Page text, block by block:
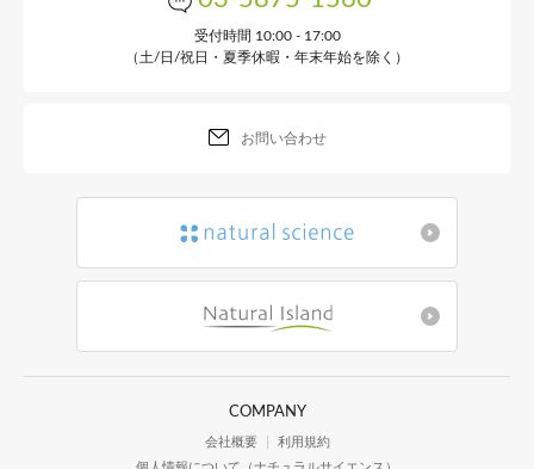
受付時間 10:00 - 17:00
（土/日/祝日・夏季休暇・年末年始を除く）
お問い合わせ
COMPANY
会社概要
利用規約